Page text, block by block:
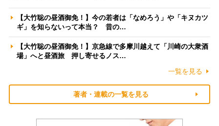
【大竹聡の昼酒御免！】今の若者は「なめろう」や「キヌカツ
ギ」を知らないって本当？ 昔の…
【大竹聡の昼酒御免！】京急線で多摩川越えて「川崎の大衆酒
場」へと昼酒旅 押し寄せるノス…
一覧を見る
著者・連載の一覧を見る